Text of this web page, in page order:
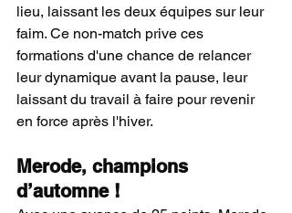
lieu, laissant les deux équipes sur leur
faim. Ce non-match prive ces
formations d'une chance de relancer
leur dynamique avant la pause, leur
laissant du travail à faire pour revenir
en force après l'hiver.
Merode, champions
d’automne !